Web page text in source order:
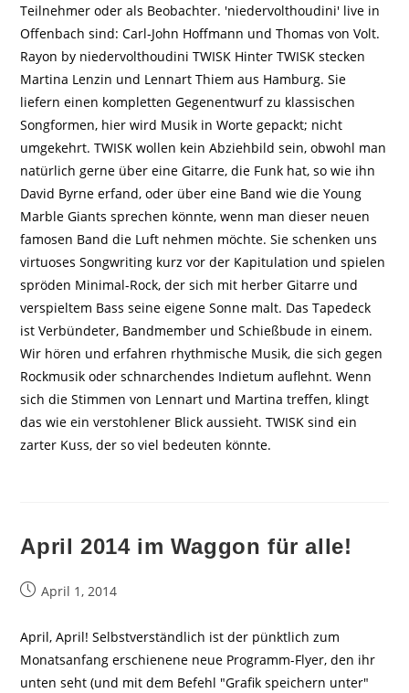
Teilnehmer oder als Beobachter. 'niedervolthoudini' live in
Offenbach sind: Carl-John Hoffmann und Thomas von Volt.
Rayon by niedervolthoudini TWISK Hinter TWISK stecken
Martina Lenzin und Lennart Thiem aus Hamburg. Sie
liefern einen kompletten Gegenentwurf zu klassischen
Songformen, hier wird Musik in Worte gepackt; nicht
umgekehrt. TWISK wollen kein Abziehbild sein, obwohl man
natürlich gerne über eine Gitarre, die Funk hat, so wie ihn
David Byrne erfand, oder über eine Band wie die Young
Marble Giants sprechen könnte, wenn man dieser neuen
famosen Band die Luft nehmen möchte. Sie schenken uns
virtuoses Songwriting kurz vor der Kapitulation und spielen
spröden Minimal-Rock, der sich mit herber Gitarre und
verspieltem Bass seine eigene Sonne malt. Das Tapedeck
ist Verbündeter, Bandmember und Schießbude in einem.
Wir hören und erfahren rhythmische Musik, die sich gegen
Rockmusik oder schnarchendes Indietum auflehnt. Wenn
sich die Stimmen von Lennart und Martina treffen, klingt
das wie ein verstohlener Blick aussieht. TWISK sind ein
zarter Kuss, der so viel bedeuten könnte.
April 2014 im Waggon für alle!
BeitragApril 1, 2014
April, April! Selbstverständlich ist der pünktlich zum
Monatsanfang erschienene neue Programm-Flyer, den ihr
unten seht (und mit dem Befehl "Grafik speichern unter"